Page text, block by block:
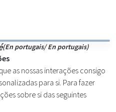
(En portugais/ En portugais)
as nossas interações consigo
para si. Para fazer
sobre si das seguintes